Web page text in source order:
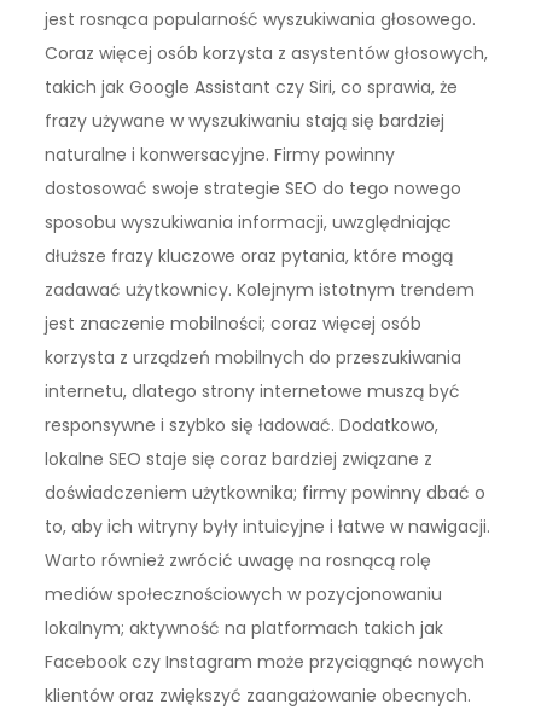
jest rosnąca popularność wyszukiwania głosowego.
Coraz więcej osób korzysta z asystentów głosowych,
takich jak Google Assistant czy Siri, co sprawia, że
frazy używane w wyszukiwaniu stają się bardziej
naturalne i konwersacyjne. Firmy powinny
dostosować swoje strategie SEO do tego nowego
sposobu wyszukiwania informacji, uwzględniając
dłuższe frazy kluczowe oraz pytania, które mogą
zadawać użytkownicy. Kolejnym istotnym trendem
jest znaczenie mobilności; coraz więcej osób
korzysta z urządzeń mobilnych do przeszukiwania
internetu, dlatego strony internetowe muszą być
responsywne i szybko się ładować. Dodatkowo,
lokalne SEO staje się coraz bardziej związane z
doświadczeniem użytkownika; firmy powinny dbać o
to, aby ich witryny były intuicyjne i łatwe w nawigacji.
Warto również zwrócić uwagę na rosnącą rolę
mediów społecznościowych w pozycjonowaniu
lokalnym; aktywność na platformach takich jak
Facebook czy Instagram może przyciągnąć nowych
klientów oraz zwiększyć zaangażowanie obecnych.